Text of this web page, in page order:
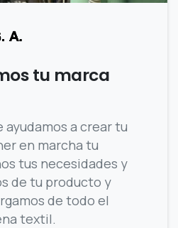
tu marca
ayudamos a crear tu
en marcha tu
tus necesidades y
de tu producto y
de todo el
textil.